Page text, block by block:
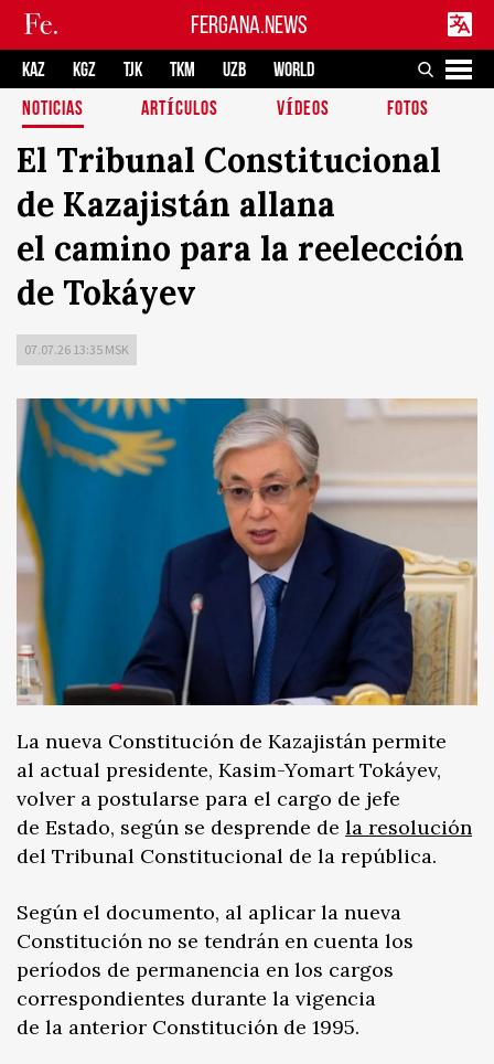
FERGANA.NEWS
KAZ KGZ TJK TKM UZB
WORLD
NOTICIAS
ARTÍCULOS VÍDEOS FOTOS
El Tribunal Constitucional
de Kazajistán allana
el camino para la reelección
de Tokáyev
07.07.26 13:35 MSK
La nueva Constitución de Kazajistán permite
al actual presidente, Kasim-Yomart Tokáyev,
volver a postularse para el cargo de jefe
de Estado, según se desprende de la resolución
del Tribunal Constitucional de la república.
Según el documento, al aplicar la nueva
Constitución no se tendrán en cuenta los
períodos de permanencia en los cargos
correspondientes durante la vigencia
de la anterior Constitución de 1995.